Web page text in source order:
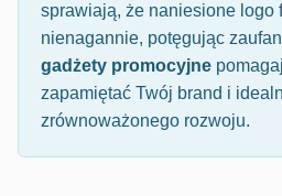
sprawiają, że naniesione logo
nienagannie, potęgując
gadżety promocyjne
zapamiętać Twój brand i
zrównoważonego rozwoju.